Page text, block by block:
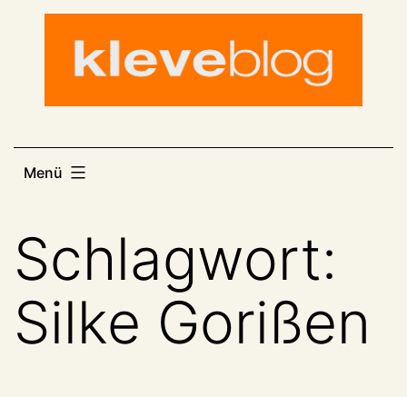
Menü
Schlagwort:
Silke Gorißen